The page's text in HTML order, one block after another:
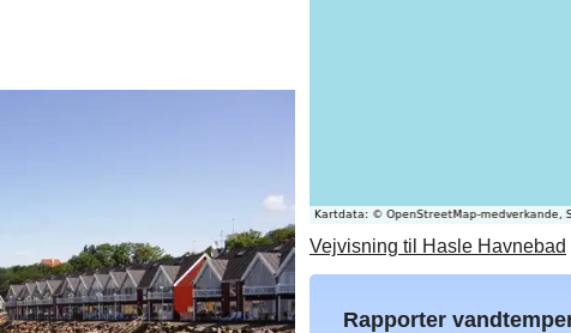
Vejvisning til Hasle Havnebad
Rapporter